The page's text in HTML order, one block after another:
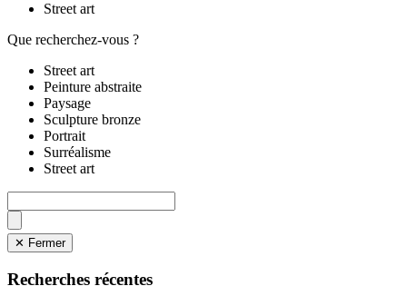
Street art
Que recherchez-vous ?
Street art
Peinture abstraite
Paysage
Sculpture bronze
Portrait
Surréalisme
Street art
✕ Fermer
Recherches récentes